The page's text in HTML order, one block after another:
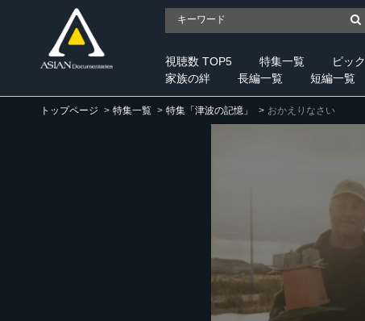
視聴数 TOP5 特集一覧 ピッ
家族の絆
長編一覧 短編一覧
トップページ 特集一覧 特集「津波の記憶」 おかえりなさい